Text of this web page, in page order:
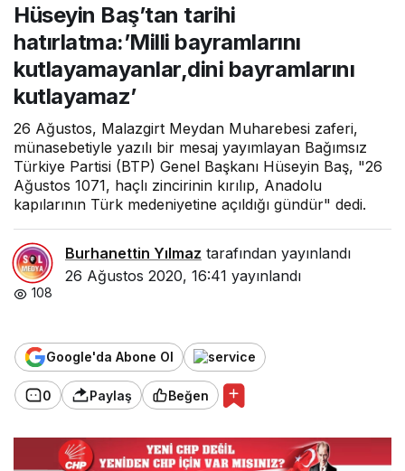
kutlayamayanlar,di
kutlayamaz’
Hüseyin Baş’tan tarihi
hatırlatma:’Milli bayramlarını
kutlayamayanlar,dini bayramlarını
kutlayamaz’
26 Ağustos, Malazgirt Meydan Muharebesi zaferi,
münasebetiyle yazılı bir mesaj yayımlayan Bağımsız
Türkiye Partisi (BTP) Genel Başkanı Hüseyin Baş, "26
Ağustos 1071, haçlı zincirinin kırılıp, Anadolu
kapılarının Türk medeniyetine açıldığı gündür" dedi.
Burhanettin Yılmaz tarafından yayınlandı
26 Ağustos 2020, 16:41 yayınlandı
108
Google'da Abone Ol
0 Paylaş Beğen